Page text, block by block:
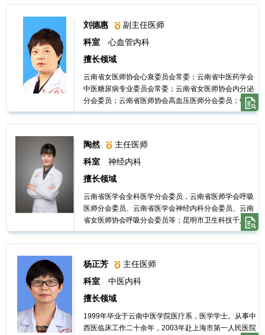
绍
工
宣
研
论调节人体免疫力及调整亚健康状态。
刘德惠
副主任医师
科室
心血管内科
擅长领域
云南省女医师协会心衰委员会常委；云南省中医药学会
中医糖尿病专业委员会常委；云南省女医师协会内分泌
分会委员；云南省医师协会高血压医师分会委员；中国
心脏联盟心血管疾病预防与康复专业委员会云南联盟委
员会常委
陶然
主任医师
科室
神经内科
擅长领域
云南省医学会全科医学分会委员，云南省医师学会呼吸
医师分会委员、云南省医学会神经内科分会委员、云南
省女医师协会呼吸分会委员等；昆明市卫生科技千人计
划培养人才。
杨正芳
主任医师
科室
中医内科
擅长领域
1999年毕业于云南中医学院医疗系，医学学士。从事中
西医临床工作二十余年，2003年赴上海市第一人民医院